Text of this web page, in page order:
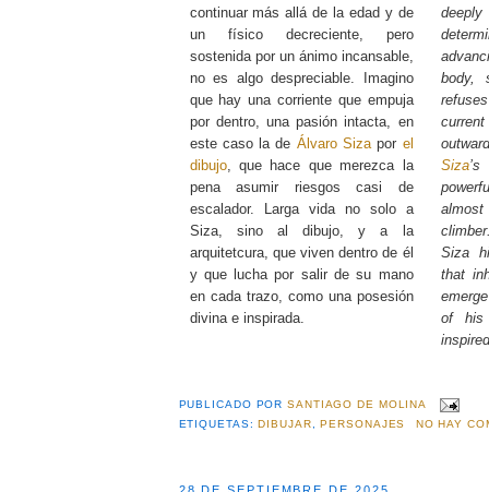
continuar más allá de la edad y de
un físico decreciente, pero
sostenida por un ánimo incansable,
no es algo despreciable. Imagino
que hay una corriente que empuja
por dentro, una pasión intacta, en
este caso la de Álvaro Sizapor el
dibujo, que hace que merezca la
pena asumir riesgos casi de
escalador. Larga vida no solo a
Siza, sino al dibujo, y a la
arquitetcura, que viven dentro de él
y que lucha por salir de su mano
en cada trazo, como una posesión
divina e inspirada.
body,
Siza
Siza
that
of his
PUBLICADO PORSANTIAGO DE MOLINA
ETIQUETAS: DIBUJAR, PERSONAJES NO HAY